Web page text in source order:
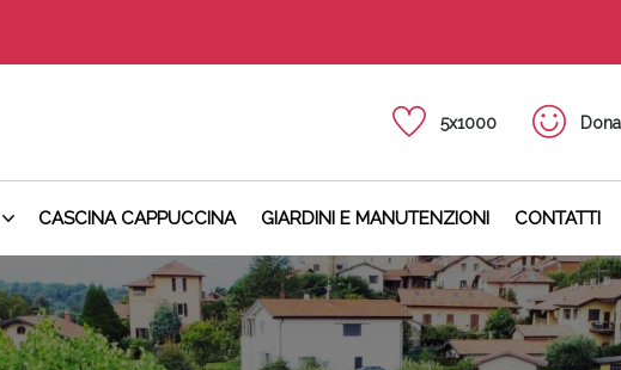
5x1000 Dona
CASCINA CAPPUCCINA GIARDINI E MANUTENZIONI CONTATTI